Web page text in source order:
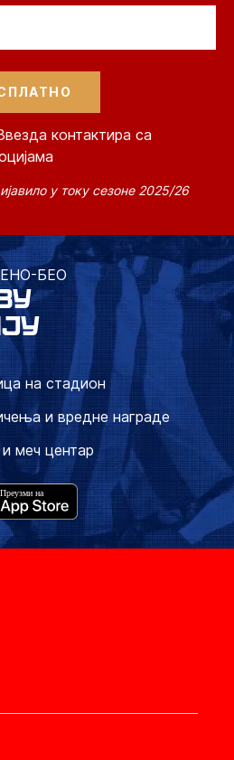
контактира са
у току сезоне 2025/26
БЕО
на стадион
и вредне награде
меч центар